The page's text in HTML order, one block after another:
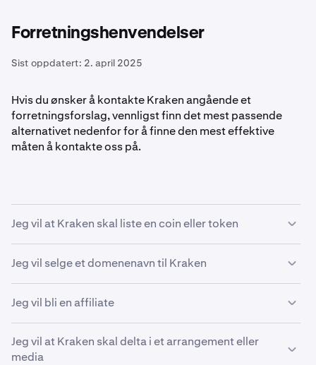
Forretningshenvendelser
Sist oppdatert: 2. april 2025
Hvis du ønsker å kontakte Kraken angående et
forretningsforslag, vennligst finn det mest passende
alternativet nedenfor for å finne den mest effektive
måten å kontakte oss på.
Jeg vil at Kraken skal liste en coin eller token
Hvis du ønsker at Kraken skal liste en ny coin eller token,
vennligst se
Jeg vil selge et domenenavn til Kraken
Som en policy kjøper Kraken ikke domenenavn, og vi vil
ikke svare på salgsforespørsler for domenenavn.
Jeg vil bli en affiliate
Kraken tilbyr gjerne et bransjeledende affiliate-program.
Detaljer om programmet finner du i vår
Jeg vil at Kraken skal delta i et arrangement eller
media